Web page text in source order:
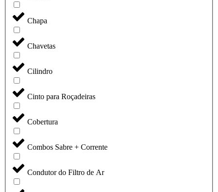
Chapa
Chavetas
Cilindro
Cinto para Roçadeiras
Cobertura
Combos Sabre + Corrente
Condutor do Filtro de Ar